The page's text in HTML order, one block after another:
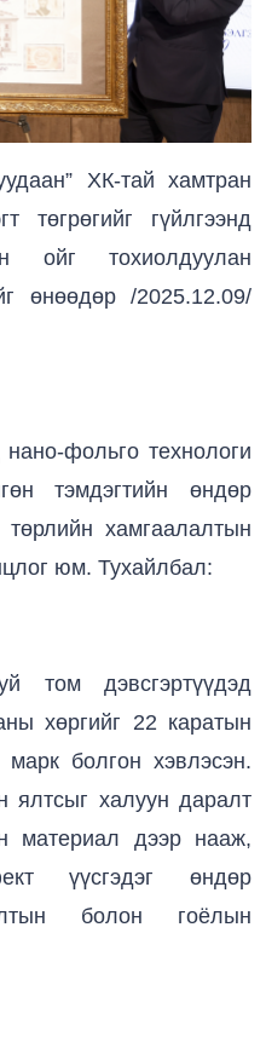
ХК-тай хамтран
төгрөгийг гүйлгээнд
ойг тохиолдуулан
өнөөдөр /2025.12.09/
фольго технологи
тэмдэгтийн өндөр
хамгаалалтын
юм. Тухайлбал:
том дэвсгэртүүдэд
хөргийг 22 каратын
марк болгон хэвлэсэн.
ялтсыг халуун даралт
материал дээр нааж,
үүсгэдэг өндөр
болон гоёлын